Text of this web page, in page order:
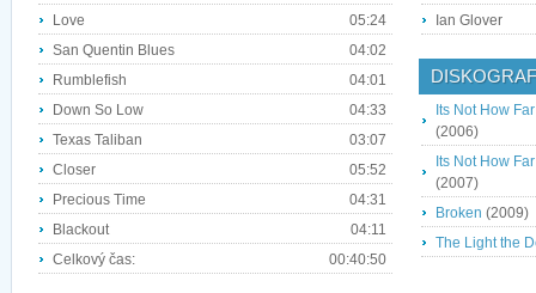
Love
05:24
San Quentin Blues
04:02
Rumblefish
04:01
Down So Low
04:33
Texas Taliban
03:07
Closer
05:52
Precious Time
04:31
Blackout
04:11
Celkový čas:
00:40:50
Ian Glover
Its Not How
(2006)
Its Not How
(2007)
Broken (2009)
The Light the